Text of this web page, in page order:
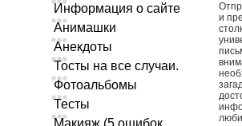
Информация о сайте
Анимашки
Анекдоты
Тосты на все случаи.
Фотоальбомы
Тесты
Макияж (5 ошибок
и